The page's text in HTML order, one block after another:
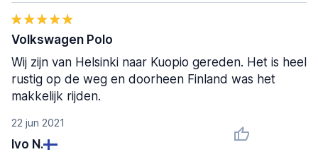
22 jun 2021
Ivo N.
Volkswagen Polo
Wij zijn van Helsinki naar Kuopio gereden. Het is heel
rustig op de weg en doorheen Finland was het
makkelijk rijden.